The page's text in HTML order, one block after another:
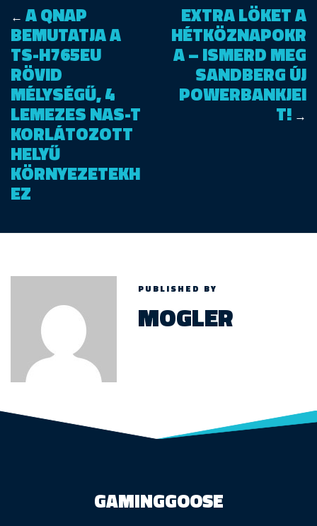
← A QNAP
BEMUTATJA A
TS-H765EU
RÖVID
MÉLYSÉGŰ, 4
LEMEZES NAS-T
KORLÁTOZOTT
HELYŰ
KÖRNYEZETEKH
EZ
EXTRA LÖKET A
HÉTKÖZNAPOKR
A – ISMERD MEG
SANDBERG ÚJ
POWERBANKJEI
T! →
PUBLISHED BY
MOGLER
GAMINGGOOSE